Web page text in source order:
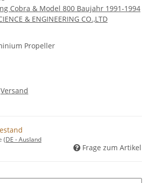
Cobra & Model 800 Baujahr 1991-1994
& ENGINEERING CO.,LTD
Propeller
Versand
(DE - Ausland
Frage zum Artikel